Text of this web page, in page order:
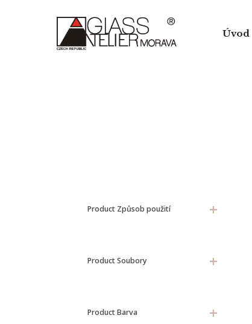
Úvod
Product Způsob použití +
Product Soubory +
Product Barva +